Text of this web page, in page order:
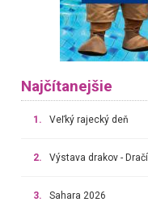
Najčítanejšie
1. Veľký rajecký deň
2. Výstava drakov -
3. Sahara 2026